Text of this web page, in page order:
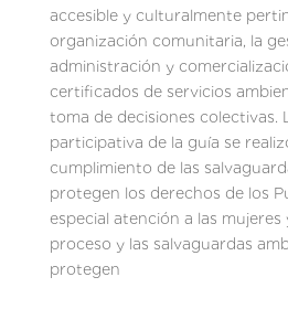
accesible y culturalmente
organización comunitaria, la
administración y
certificados de servicios
toma de decisiones colectivas.
participativa de la guía se
cumplimiento de las
protegen los derechos de los
especial atención a las
proceso y las salvaguardas
protegen